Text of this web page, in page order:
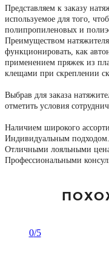
Представляем к заказу
используемое для того,
полипропиленовых и
Преимуществом
функционировать, как
применением пряжек из
клещами при скреплении
Выбрав для заказа
отметить условия
Наличием широкого
Индивидуальным подходом.
Отличными лояльными
Профессиональными
0/5